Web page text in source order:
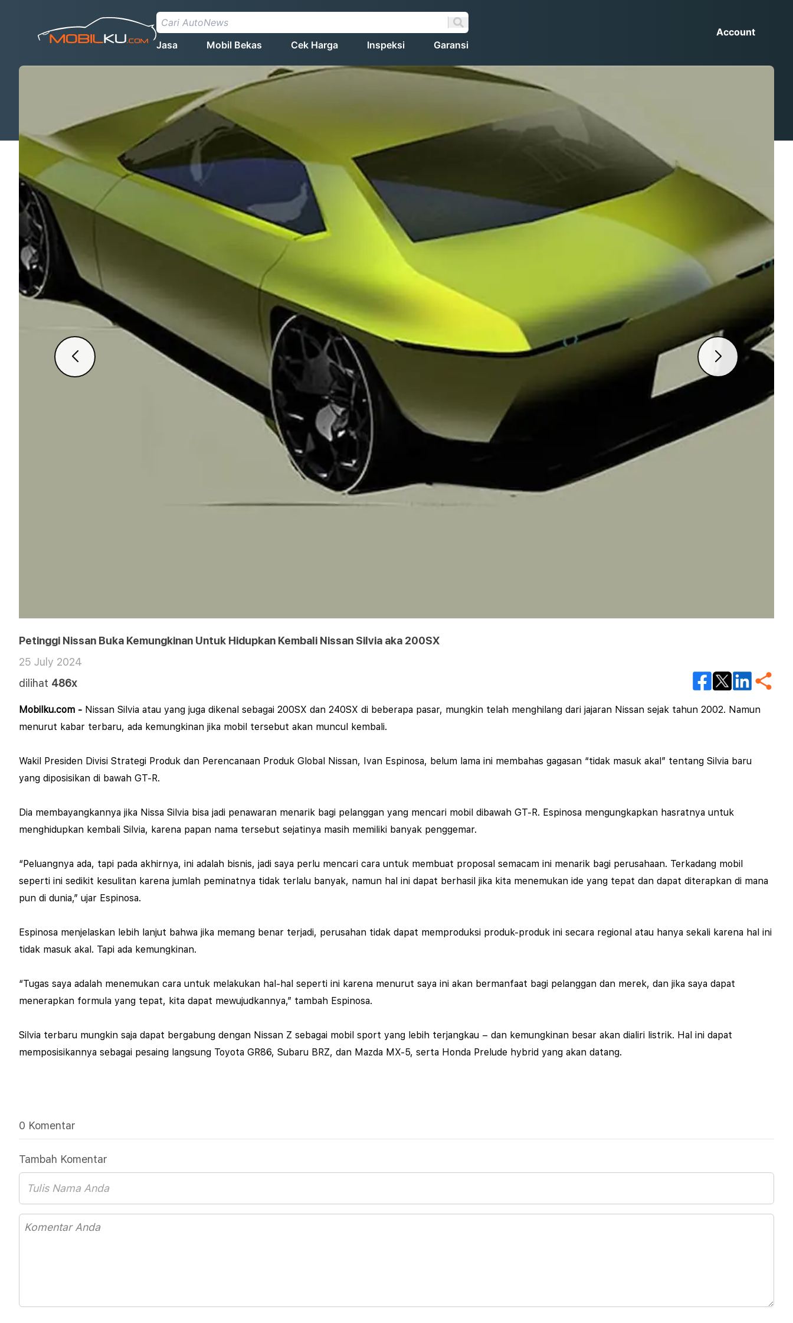
Jasa Mobil Bekas Cek Harga Inspeksi Garansi
Account
Petinggi Nissan Buka Kemungkinan Untuk Hidupkan Kembali Nissan Silvia aka 200SX
25 July 2024
dilihat 486x
Mobilku.com - Nissan Silvia atau yang juga dikenal sebagai 200SX dan 240SX di beberapa pasar, mungkin telah menghilang dari jajaran Nissan sejak tahun 2002. Namun
menurut kabar terbaru, ada kemungkinan jika mobil tersebut akan muncul kembali.
Wakil Presiden Divisi Strategi Produk dan Perencanaan Produk Global Nissan, Ivan Espinosa, belum lama ini membahas gagasan “tidak masuk akal” tentang Silvia baru
yang diposisikan di bawah GT-R.
Dia membayangkannya jika Nissa Silvia bisa jadi penawaran menarik bagi pelanggan yang mencari mobil dibawah GT-R. Espinosa mengungkapkan hasratnya untuk
menghidupkan kembali Silvia, karena papan nama tersebut sejatinya masih memiliki banyak penggemar.
“Peluangnya ada, tapi pada akhirnya, ini adalah bisnis, jadi saya perlu mencari cara untuk membuat proposal semacam ini menarik bagi perusahaan. Terkadang mobil
seperti ini sedikit kesulitan karena jumlah peminatnya tidak terlalu banyak, namun hal ini dapat berhasil jika kita menemukan ide yang tepat dan dapat diterapkan di mana
pun di dunia,” ujar Espinosa.
Espinosa menjelaskan lebih lanjut bahwa jika memang benar terjadi, perusahan tidak dapat memproduksi produk-produk ini secara regional atau hanya sekali karena hal ini
tidak masuk akal. Tapi ada kemungkinan.
“Tugas saya adalah menemukan cara untuk melakukan hal-hal seperti ini karena menurut saya ini akan bermanfaat bagi pelanggan dan merek, dan jika saya dapat
menerapkan formula yang tepat, kita dapat mewujudkannya,” tambah Espinosa.
Silvia terbaru mungkin saja dapat bergabung dengan Nissan Z sebagai mobil sport yang lebih terjangkau – dan kemungkinan besar akan dialiri listrik. Hal ini dapat
memposisikannya sebagai pesaing langsung Toyota GR86, Subaru BRZ, dan Mazda MX-5, serta Honda Prelude hybrid yang akan datang.
0 Komentar
Tambah Komentar